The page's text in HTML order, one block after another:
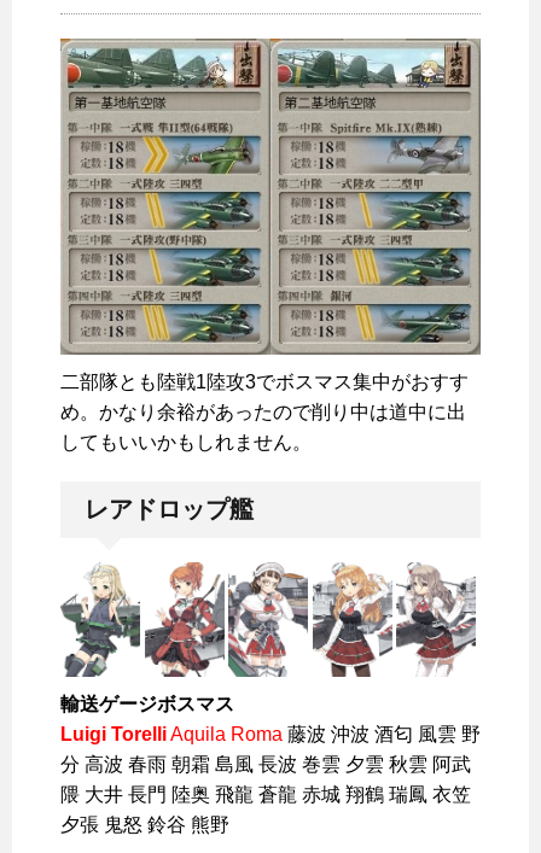
二部隊とも陸戦1陸攻3でボスマス集中がおすす
め。かなり余裕があったので削り中は道中に出
してもいいかもしれません。
レアドロップ艦
輸送ゲージボスマス
Luigi TorelliAquila Roma 藤波 沖波 酒匂 風雲 野
分 高波 春雨 朝霜 島風 長波 巻雲 夕雲 秋雲 阿武
隈 大井 長門 陸奥 飛龍 蒼龍 赤城 翔鶴 瑞鳳 衣笠
夕張 鬼怒 鈴谷 熊野